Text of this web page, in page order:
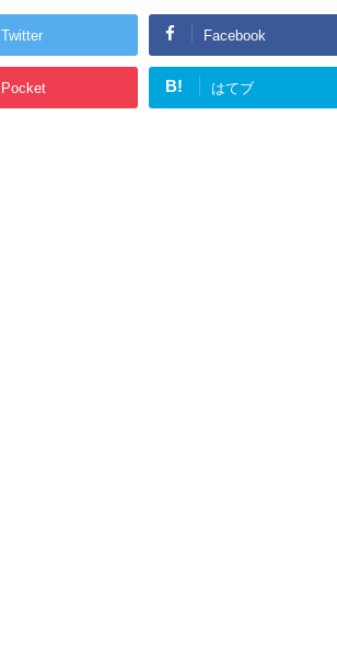
Twitter Facebook
Pocket B! はてブ